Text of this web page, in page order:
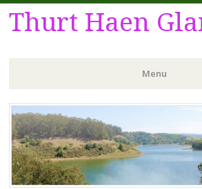
Thurt Haen
Menu
Skip
to
content